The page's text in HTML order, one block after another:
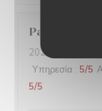
Paola
2023-04-16
Υπηρεσία : 5/5
5/5